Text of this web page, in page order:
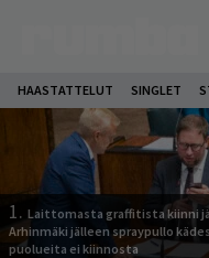
HAASTATTELUT SINGLET
1. Laittomasta graffitista kiinni
Arhinmäki jälleen spraypullo
puolueita ei kiinnosta